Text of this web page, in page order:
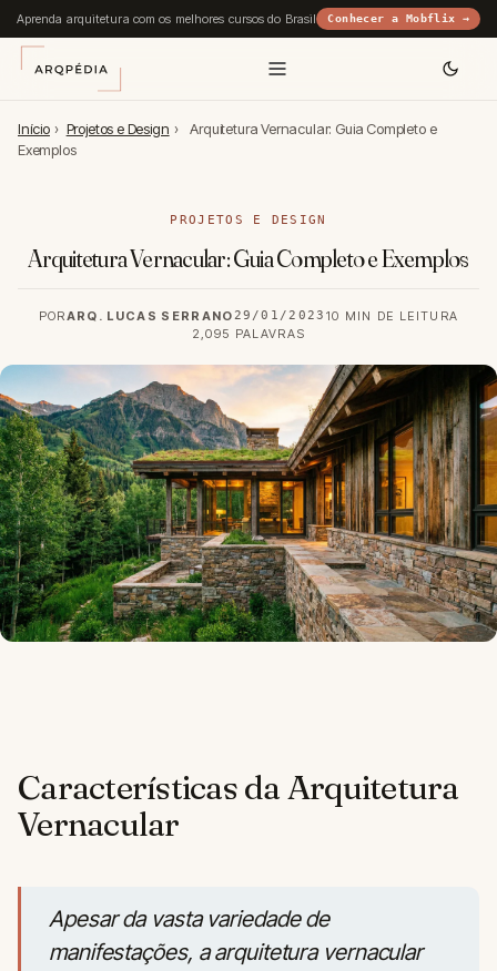
Aprenda arquitetura com os melhores cursos do Brasil Conhecer a Mobflix →
Início › Projetos e Design ›
Arquitetura Vernacular: Guia Completo e
Exemplos
PROJETOS E DESIGN
Arquitetura Vernacular: Guia Completo e Exemplos
PORARQ. LUCAS SERRANO29/01/2023 10 MIN DE LEITURA
2,095 PALAVRAS
Características da Arquitetura
Vernacular
Apesar da vasta variedade de
manifestações, a arquitetura vernacular